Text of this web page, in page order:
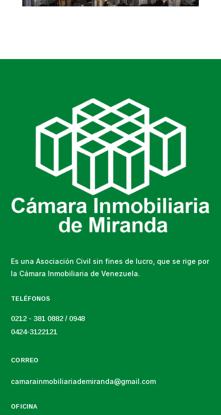
Es una Asociación Civil sin fines de lucro, que se rige por
la Cámara Inmobiliaria de Venezuela.
TELÉFONOS
0212 - 381 0882 / 0948
0424-3122121
CORREO
camarainmobiliariademiranda@gmail.com
OFICINA